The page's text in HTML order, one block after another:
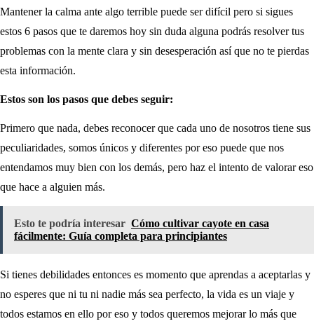
Mantener la calma ante algo terrible puede ser difícil pero si sigues
estos 6 pasos que te daremos hoy sin duda alguna podrás resolver tus
problemas con la mente clara y sin desesperación así que no te pierdas
esta información.
Estos son los pasos que debes seguir:
Primero que nada, debes reconocer que cada uno de nosotros tiene sus
peculiaridades, somos únicos y diferentes por eso puede que nos
entendamos muy bien con los demás, pero haz el intento de valorar eso
que hace a alguien más.
Esto te podría interesar Cómo cultivar cayote en casa
fácilmente: Guía completa para principiantes
Si tienes debilidades entonces es momento que aprendas a aceptarlas y
no esperes que ni tu ni nadie más sea perfecto, la vida es un viaje y
todos estamos en ello por eso y todos queremos mejorar lo más que